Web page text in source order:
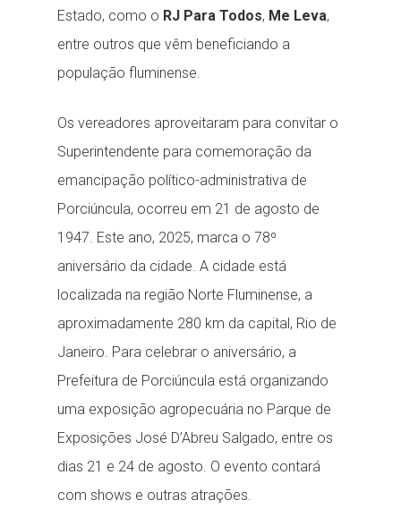
Estado, como o RJ Para Todos, Me Leva,
entre outros que vêm beneficiando a
população fluminense.
Os vereadores aproveitaram para convitar o
Superintendente para comemoração da
emancipação político-administrativa de
Porciúncula, ocorreu em 21 de agosto de
1947. Este ano, 2025, marca o 78º
aniversário da cidade. A cidade está
localizada na região Norte Fluminense, a
aproximadamente 280 km da capital, Rio de
Janeiro. Para celebrar o aniversário, a
Prefeitura de Porciúncula está organizando
uma exposição agropecuária no Parque de
Exposições José D’Abreu Salgado, entre os
dias 21 e 24 de agosto. O evento contará
com shows e outras atrações.